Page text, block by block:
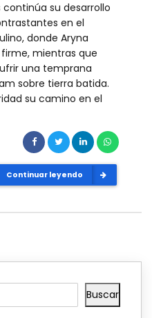
continúa su desarrollo
en el
donde Aryna
mientras que
una temprana
sobre tierra batida.
su camino en el
Continuar leyendo
Buscar